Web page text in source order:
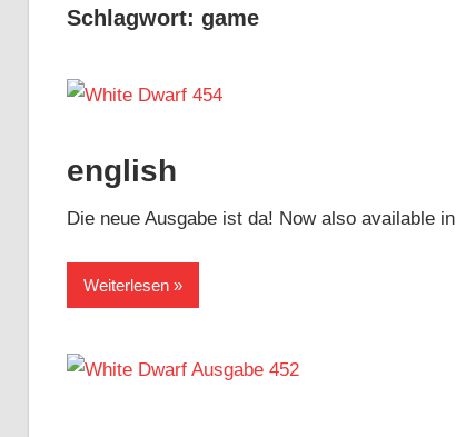
Shop
Weiden
Schlagwort: game
english
Die neue Ausgabe ist da! Now also available
Weiterlesen